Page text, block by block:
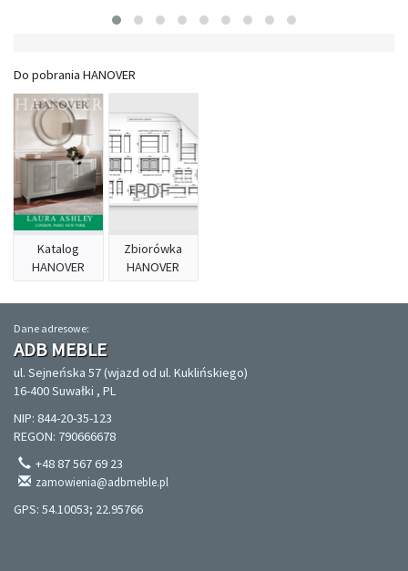
Do pobrania HANOVER
Katalog
HANOVER
Zbiorówka
HANOVER
Dane adresowe:
ADB MEBLE
ul. Sejneńska 57 (wjazd od ul. Kuklińskiego)
16-400 Suwałki , PL
NIP: 844-20-35-123
REGON: 790666678
+48 87 567 69 23
zamowienia@adbmeble.pl
GPS: 54.10053; 22.95766